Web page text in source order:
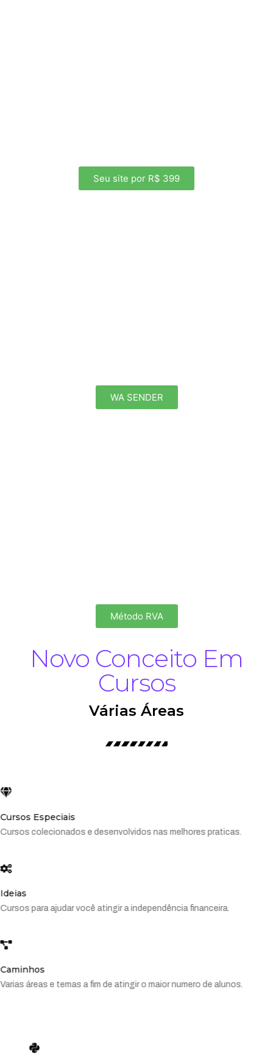
Seu site por R$ 399
WA SENDER
Método RVA
Novo Conceito Em
Cursos
Várias Áreas
Cursos Especiais
Cursos colecionados e desenvolvidos nas melhores praticas.
Ideias
Cursos para ajudar você atingir a independência financeira.
Caminhos
Varias áreas e temas a fim de atingir o maior numero de alunos.